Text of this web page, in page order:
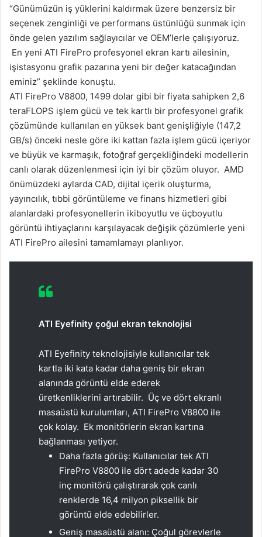
“Günümüzün iş yüklerini kaldırmak üzere benzersiz bir
seçenek zenginliği ve performans üstünlüğü sunmak için
önde gelen yazılım sağlayıcılar ve OEM’lerle çalışıyoruz.
En yeni ATI FirePro profesyonel ekran kartı ailesinin,
işistasyonu grafik pazarına yeni bir değer katacağından
eminiz” şeklinde konuştu.
ATI FirePro V8800, 1499 dolar gibi bir fiyata sahipken 2,6
teraFLOPS işlem gücü ve tek kartlı bir profesyonel grafik
çözümünde kullanılan en yüksek bant genişliğiyle (147,2
GB/s) önceki nesle göre iki kattan fazla işlem gücü içeriyor
ve büyük ve karmaşık, fotoğraf gerçekliğindeki modellerin
canlı olarak düzenlenmesi için iyi bir çözüm oluyor. AMD
önümüzdeki aylarda CAD, dijital içerik oluşturma,
yayıncılık, tıbbi görüntüleme ve finans hizmetleri gibi
alanlardaki profesyonellerin ikiboyutlu ve üçboyutlu
görüntü ihtiyaçlarını karşılayacak değişik çözümlerle yeni
ATI FirePro ailesini tamamlamayı planlıyor.
ATI Eyefinity çoğul ekran teknolojisi
ATI Eyefinity teknolojisiyle kullanıcılar tek
kartla iki kata kadar daha geniş bir ekran
alanında görüntü elde ederek
üretkenliklerini artırabilir. Üç ve dört ekranlı
masaüstü kurulumları, ATI FirePro V8800 ile
çok kolay. Ek monitörlerin ekran kartına
bağlanması yetiyor.
Daha fazla görüş: Kullanıcılar tek ATI
FirePro V8800 ile dört adede kadar 30
inç monitörü çalıştırarak çok canlı
renklerde 16,4 milyon piksellik bir
görüntü elde edebilirler.
Geniş masaüstü alanı: Çoğul görevlerle